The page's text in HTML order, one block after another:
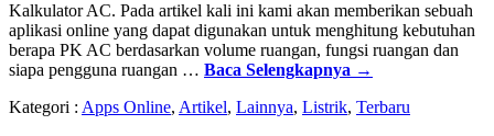
Kalkulator AC. Pada artikel kali ini kami akan memberikan sebuah
aplikasi online yang dapat digunakan untuk menghitung kebutuhan
berapa PK AC berdasarkan volume ruangan, fungsi ruangan dan
siapa pengguna ruangan … Baca Selengkapnya →
Kategori : Apps Online, Artikel, Lainnya, Listrik, Terbaru